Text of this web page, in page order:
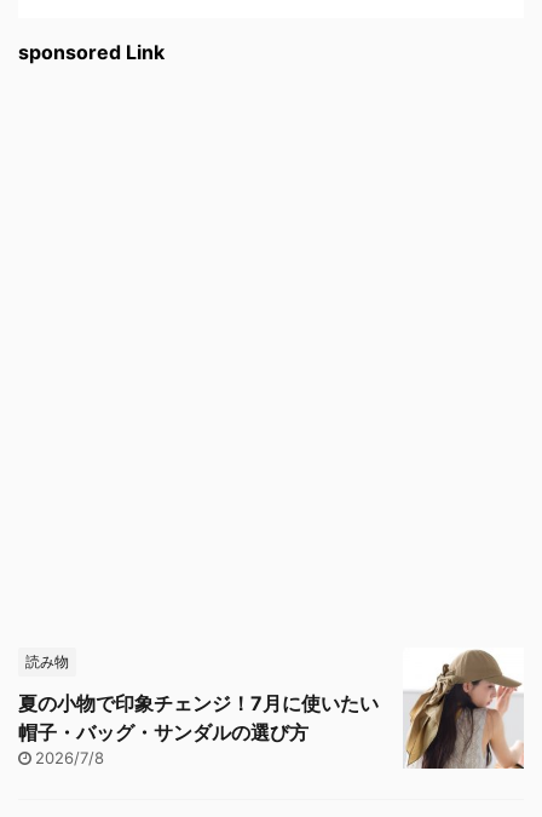
sponsored Link
読み物
夏の小物で印象チェンジ！7月に使いたい
帽子・バッグ・サンダルの選び方
2026/7/8